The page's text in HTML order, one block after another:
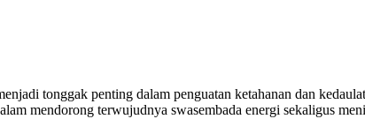
tonggak penting dalam penguatan ketahanan dan
mendorong terwujudnya swasembada energi sekaligus